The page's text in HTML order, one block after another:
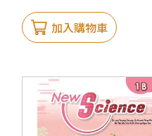
加入購物車